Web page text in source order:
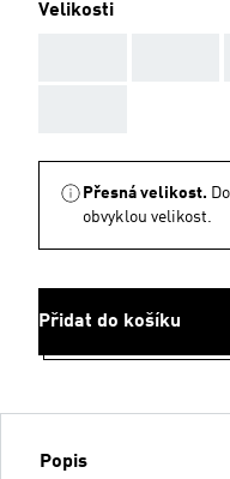
Velikosti
Přesná velikost.
obvyklou velikost.
Přidat do košíku
Popis